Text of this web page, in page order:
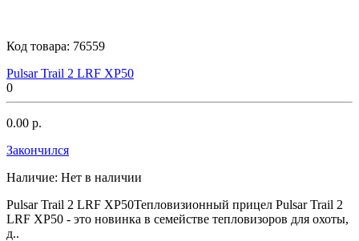
Код товара: 76559
Pulsar Trail 2 LRF XP50
0
0.00 р.
Закончился
Наличие: Нет в наличии
Pulsar Trail 2 LRF XP50Тепловизионный прицел Pulsar Trail 2
LRF XP50 - это новинка в семействе тепловизоров для охоты,
д..